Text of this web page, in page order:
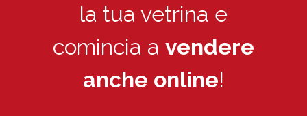
la tua vetrina e
comincia a vendere
anche online!